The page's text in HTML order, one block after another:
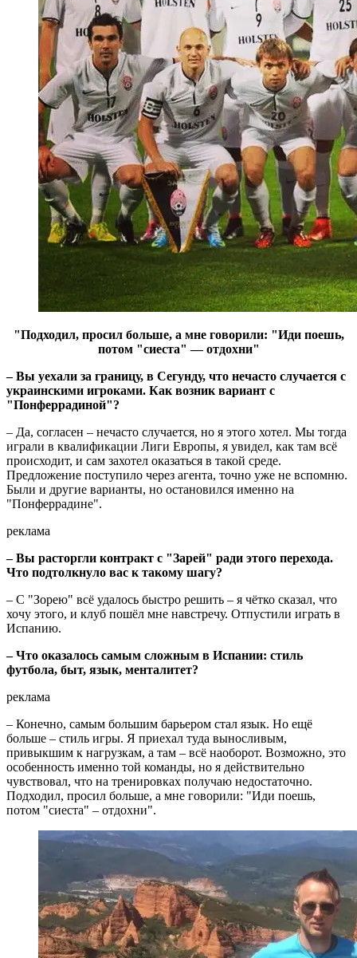
"Подходил, просил больше, а мне говорили: "Иди поешь,
потом "сиеста" — отдохни"
– Вы уехали за границу, в Сегунду, что нечасто случается с
украинскими игроками. Как возник вариант с
"Понферрадиной"?
– Да, согласен – нечасто случается, но я этого хотел. Мы тогда
играли в квалификации Лиги Европы, я увидел, как там всё
происходит, и сам захотел оказаться в такой среде.
Предложение поступило через агента, точно уже не вспомню.
Были и другие варианты, но остановился именно на
"Понферрадине".
реклама
– Вы расторгли контракт с "Зарей" ради этого перехода.
Что подтолкнуло вас к такому шагу?
– С "Зорею" всё удалось быстро решить – я чётко сказал, что
хочу этого, и клуб пошёл мне навстречу. Отпустили играть в
Испанию.
– Что оказалось самым сложным в Испании: стиль
футбола, быт, язык, менталитет?
реклама
– Конечно, самым большим барьером стал язык. Но ещё
больше – стиль игры. Я приехал туда выносливым,
привыкшим к нагрузкам, а там – всё наоборот. Возможно, это
особенность именно той команды, но я действительно
чувствовал, что на тренировках получаю недостаточно.
Подходил, просил больше, а мне говорили: "Иди поешь,
потом "сиеста" – отдохни".